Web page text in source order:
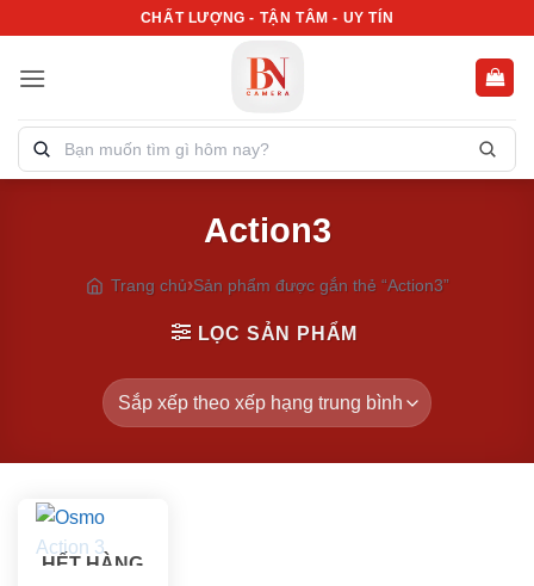
nội
CHẤT LƯỢNG - TẬN TÂM - UY TÍN
Tìm
kiếm
Action3
Trang chủ Sản phẩm được gắn thẻ “Action3”
LỌC SẢN PHẨM
HẾT HÀNG